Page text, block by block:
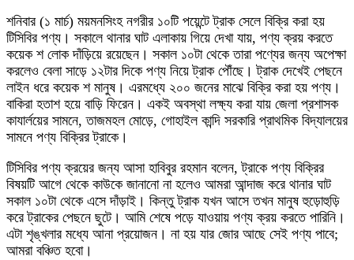
শনিবার (১ মার্চ) ময়মনসিংহ নগরীর ১০টি পয়েন্টে ট্রাক সেলে বিক্রি করা হয়
টিসিবির পণ্য। সকালে থানার ঘাট এলাকায় গিয়ে দেখা যায়, পণ্য ক্রয় করতে
কয়েক শ লোক দাঁড়িয়ে রয়েছেন। সকাল ১০টা থেকে তারা পণ্যের জন্য অপেক্ষা
করলেও বেলা সাড়ে ১২টার দিকে পণ্য নিয়ে ট্রাক পৌঁছে। ট্রাক দেখেই পেছনে
লাইন ধরে কয়েক শ মানুষ। এরমধ্যে ২০০ জনের মাঝে বিক্রি করা হয় পণ্য।
বাকিরা হতাশ হয়ে বাড়ি ফিরেন। একই অবস্থা লক্ষ্য করা যায় জেলা প্রশাসক
কাযার্লয়ের সামনে, তাজমহল মোড়ে, গোহাইল কান্দি সরকারি প্রাথমিক বিদ্যালয়ের
সামনে পণ্য বিক্রির ট্রাকে।
টিসিবির পণ্য ক্রয়ের জন্য আসা হাবিবুর রহমান বলেন, ট্রাকে পণ্য বিক্রির
বিষয়টি আগে থেকে কাউকে জানানো না হলেও আমরা আন্দাজ করে থানার ঘাট
সকাল ১০টা থেকে এসে দাঁড়াই। কিন্তু ট্রাক যখন আসে তখন মানুষ হুড়োহুড়ি
করে ট্রাকের পেছনে ছুটে। আমি শেষে পড়ে যাওয়ায় পণ্য ক্রয় করতে পারিনি।
এটা শৃঙ্খলার মধ্যে আনা প্রয়োজন। না হয় যার জোর আছে সেই পণ্য পাবে;
আমরা বঞ্চিত হবো।